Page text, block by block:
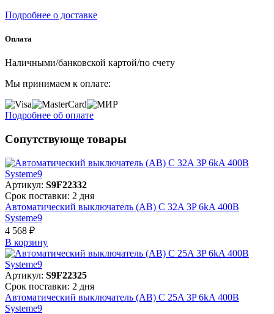
Подробнее о доставке
Оплата
Наличными/банковской картой/по счету
Мы принимаем к оплате:
Подробнее об оплате
Сопутствующе товары
Артикул: S9F22332
Срок поставки: 2 дня
Автоматический выключатель (АВ) C 32A 3P 6kA 400В
Systeme9
4 568 ₽
В корзинy
Артикул: S9F22325
Срок поставки: 2 дня
Автоматический выключатель (АВ) C 25A 3P 6kA 400В
Systeme9